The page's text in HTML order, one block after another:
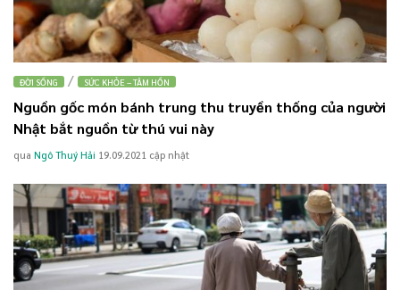
ĐỜI SỐNG / SỨC KHỎE – TÂM HỒN
Nguồn gốc món bánh trung thu truyền thống của người
Nhật bắt nguồn từ thú vui này
qua Ngô Thuý Hải 19.09.2021 cập nhật